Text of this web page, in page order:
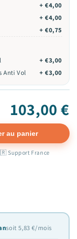
+ €4,00
+ €4,00
+ €0,75
+ €3,00
Anti Vol
+ €3,00
103,00 €
au panier
Support France
soit 5,83 €/mois